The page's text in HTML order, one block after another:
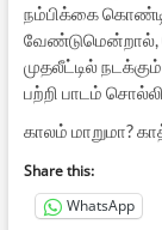
நம்பிக்கை
வேண்டுமென்றால்,
முதலீட்டில்
பற்றி பாடம்
காலம் மாறுமா?
Share this:
WhatsApp